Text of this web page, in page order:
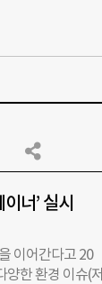
너’ 실시
이어간다고 20
양한 환경 이슈(저